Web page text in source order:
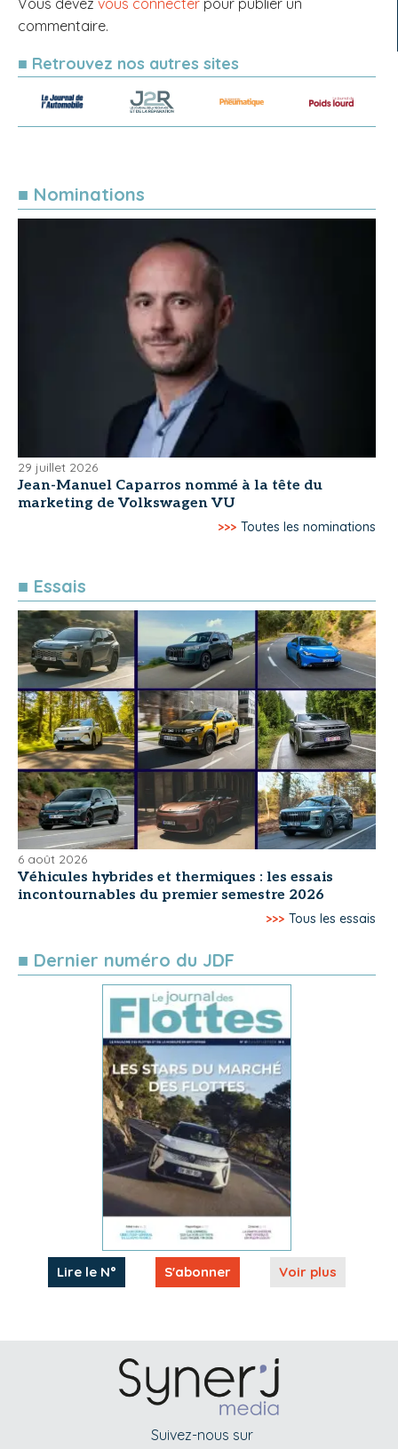
Vous devez vous connecter pour publier un
commentaire.
■ Retrouvez nos autres sites
■ Nominations
29 juillet 2026
Jean-Manuel Caparros nommé à la tête du
marketing de Volkswagen VU
>>> Toutes les nominations
■ Essais
6 août 2026
Véhicules hybrides et thermiques : les essais
incontournables du premier semestre 2026
>>> Tous les essais
■ Dernier numéro du JDF
Lire le N° S'abonner Voir plus
Suivez-nous sur